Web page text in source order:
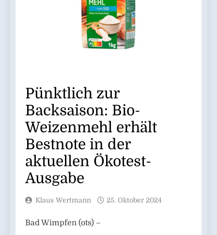
Pünktlich zur
Backsaison: Bio-
Weizenmehl erhält
Bestnote in der
aktuellen Ökotest-
Ausgabe
Klaus Wertmann 25. Oktober 2024
Bad Wimpfen (ots) –